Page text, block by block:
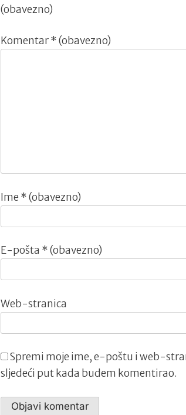
(obavezno)
Komentar* (obavezno)
Ime * (obavezno)
E-pošta * (obavezno)
Web-stranica
Spremi moje ime, e-poštu i web-
sljedeći put kada budem komentirao.